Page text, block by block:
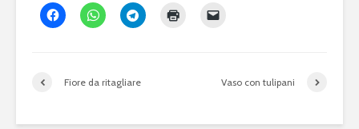
Fiore da ritagliare Vaso con tulipani